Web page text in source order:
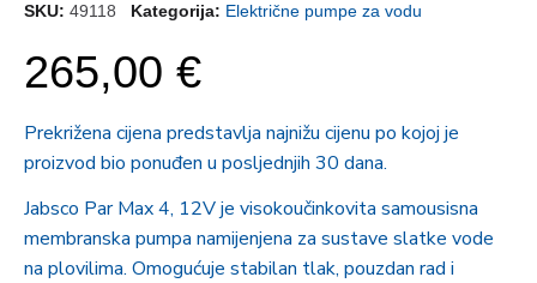
SKU 49118 Kategorija Električne pumpe za vodu
265,00 €
Prekrižena cijena predstavlja najnižu cijenu po kojoj je
proizvod bio ponuđen u posljednjih 30 dana.
Jabsco Par Max 4, 12V je visokoučinkovita samousisna
membranska pumpa namijenjena za sustave slatke vode
na plovilima. Omogućuje stabilan tlak, pouzdan rad i